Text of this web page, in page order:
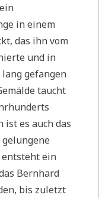
in einem
das ihn vom
und in
gefangen
taucht
es auch das
entsteht ein
Bernhard
bis zuletzt